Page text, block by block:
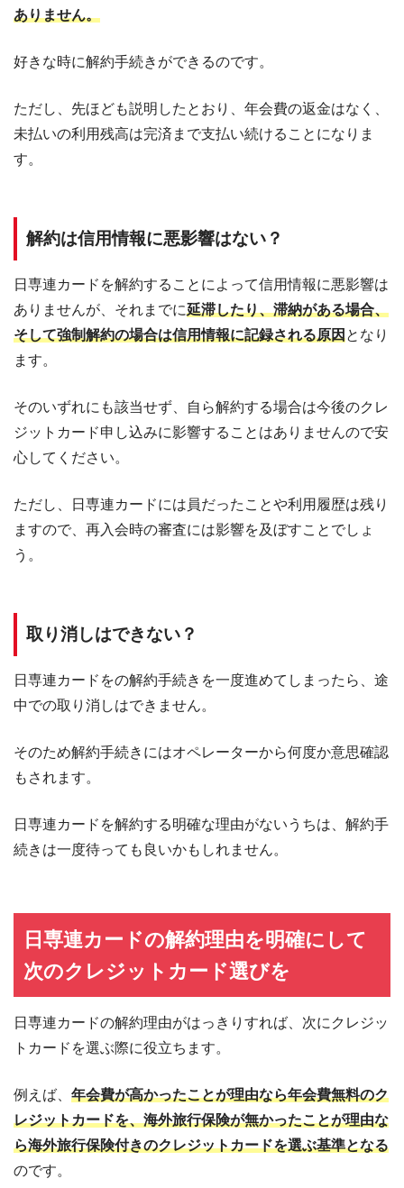
ありません。
好きな時に解約手続きができるのです。
ただし、先ほども説明したとおり、年会費の返金はなく、
未払いの利用残高は完済まで支払い続けることになりま
す。
解約は信用情報に悪影響はない？
日専連カードを解約することによって信用情報に悪影響は
ありませんが、それまでに延滞したり、滞納がある場合、
そして強制解約の場合は信用情報に記録される原因となり
ます。
そのいずれにも該当せず、自ら解約する場合は今後のクレ
ジットカード申し込みに影響することはありませんので安
心してください。
ただし、日専連カードには員だったことや利用履歴は残り
ますので、再入会時の審査には影響を及ぼすことでしょ
う。
取り消しはできない？
日専連カードをの解約手続きを一度進めてしまったら、途
中での取り消しはできません。
そのため解約手続きにはオペレーターから何度か意思確認
もされます。
日専連カードを解約する明確な理由がないうちは、解約手
続きは一度待っても良いかもしれません。
日専連カードの解約理由を明確にして
次のクレジットカード選びを
日専連カードの解約理由がはっきりすれば、次にクレジッ
トカードを選ぶ際に役立ちます。
例えば、 年会費が高かったことが理由なら年会費無料のク
レジットカードを、海外旅行保険が無かったことが理由な
ら海外旅行保険付きのクレジットカードを選ぶ基準となる
のです。